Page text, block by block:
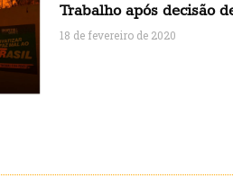
Trabalho após decisão
18 de fevereiro de 2020